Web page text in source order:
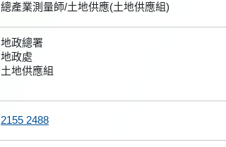
總產業測量師/土地供應(土地供應組)
地政總署
地政處
土地供應組
2155 2488